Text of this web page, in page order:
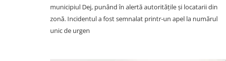
municipiul Dej, punând în alertă autoritățile și locatarii din
zonă. Incidentul a fost semnalat printr-un apel la numărul
unic de urgen